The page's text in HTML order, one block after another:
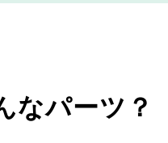
なパーツ？